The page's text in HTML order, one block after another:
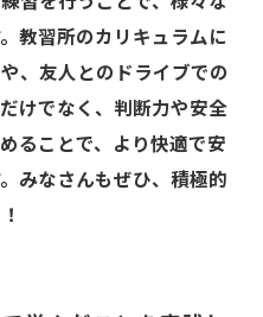
教習所のカリキュラムに
、友人とのドライブでの
けでなく、判断力や安全
ることで、より快適で安
みなさんもぜひ、積極的